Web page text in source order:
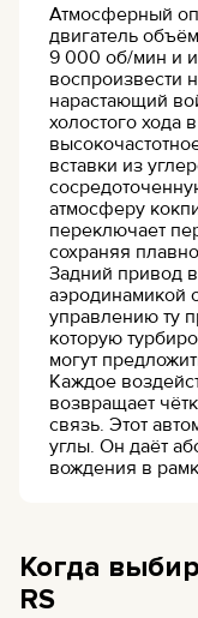
Атмосферный
двигатель
9 000 об/мин и
воспроизвести
нарастающий
холостого хода
вставки из
атмосферу
переключает
сохраняя
Задний привод
аэродинамикой
управлению ту
которую
могут
Каждое
возвращает
связь. Этот
углы. Он даёт
вождения в
Когда
RS